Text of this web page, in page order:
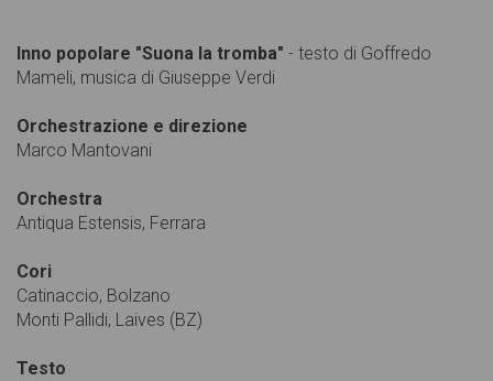
Inno popolare "Suona la tromba" - testo di Goffredo
Mameli, musica di Giuseppe Verdi
Orchestrazione e direzione
Marco Mantovani
Orchestra
Antiqua Estensis, Ferrara
Cori
Catinaccio, Bolzano
Monti Pallidi, Laives (BZ)
Testo